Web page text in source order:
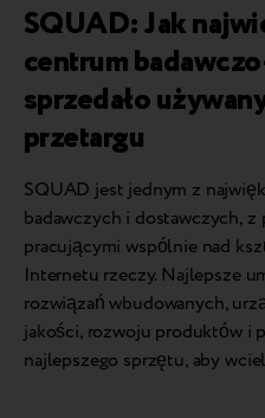
SQUAD: Jak
centrum
sprzedało
przetargu
SQUAD jest jednym z
badawczych i dostawczych,
pracującymi wspólnie nad
Internetu rzeczy. Najlepsze
rozwiązań wbudowanych,
jakości, rozwoju produktów i
najlepszego sprzętu, aby